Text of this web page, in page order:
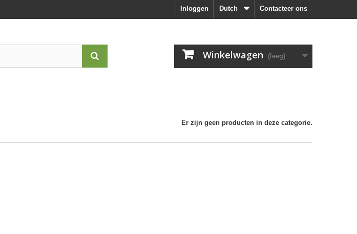
Contacteer ons
Dutch
Inloggen
Winkelwagen (leeg)
Er zijn geen producten in deze categorie.